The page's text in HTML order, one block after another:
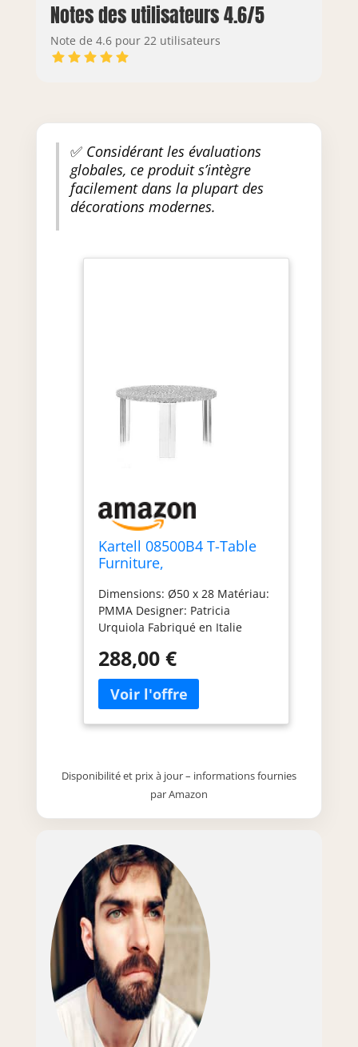
Notes des utilisateurs 4.6/5
Note de 4.6 pour 22 utilisateurs
✅Considérant les évaluations
globales, ce produit s’intègre
facilement dans la plupart des
décorations modernes.
Kartell 08500B4 T-Table
Furniture,
x 28 cm
Dimensions: Ø50 x 28 Matériau:
PMMA Designer: Patricia
Urquiola Fabriqué en Italie
288,00 €
Disponibilité et prix à jour – informations fournies
par Amazon